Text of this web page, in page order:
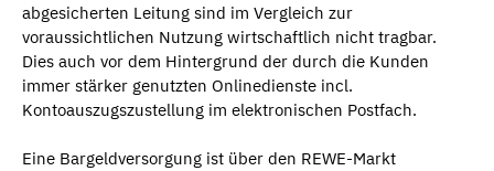
abgesicherten Leitung sind im Vergleich zur
voraussichtlichen Nutzung wirtschaftlich nicht tragbar.
Dies auch vor dem Hintergrund der durch die Kunden
immer stärker genutzten Onlinedienste incl.
Kontoauszugszustellung im elektronischen Postfach.
Eine Bargeldversorgung ist über den REWE-Markt